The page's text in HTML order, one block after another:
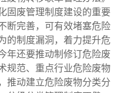
固废管理制度建设的重要
断完善，可有效堵塞危险
的制度漏洞，着力提升危
年还要推动制修订危险废
规范、重点行业危险废物
推动建立危险废物分类分